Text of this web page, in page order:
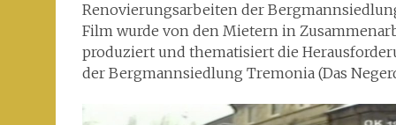
Renovierungsarbeiten der
Film wurde von den Mietern in
produziert und thematisiert die
der Bergmannsiedlung Tremonia (Das